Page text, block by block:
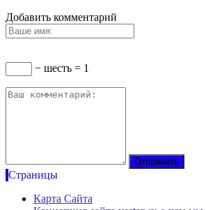
Добавить комментарий
− шесть = 1
Страницы
Карта Сайта